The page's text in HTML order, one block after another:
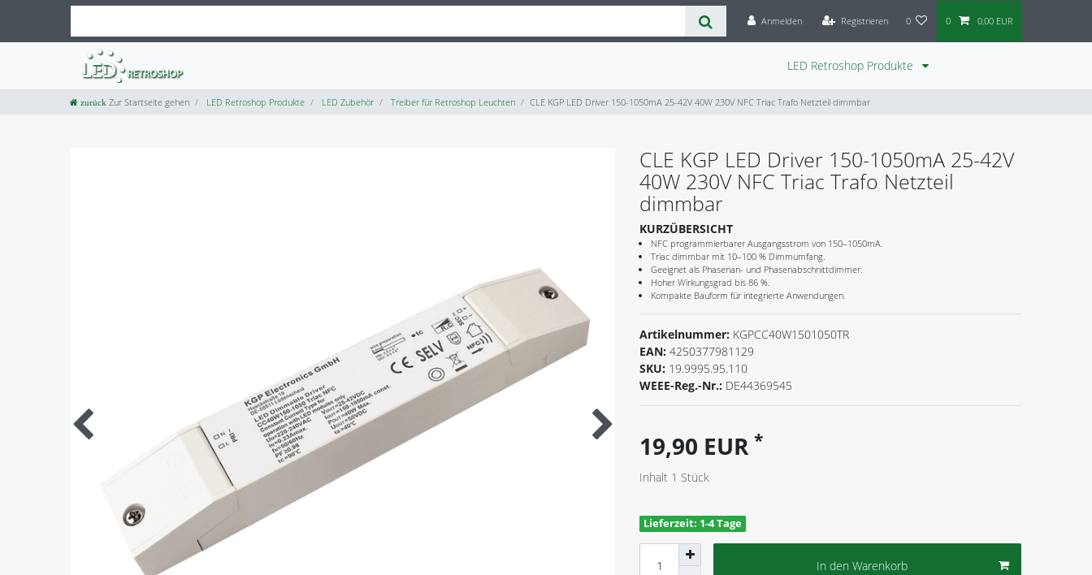
Anmelden Registrieren 0 0 0,00 EUR
LED Retroshop Produkte
Zur Startseite gehen LED Retroshop Produkte LED Zubehör Treiber für Retroshop Leuchten CLE KGP LED Driver 150-1050mA 25-42V 40W 230V NFC Triac Trafo Netzteil dimmbar
CLE KGP LED Driver 150-1050mA 25-42V
40W 230V NFC Triac Trafo Netzteil
dimmbar
KURZÜBERSICHT
NFC programmierbarer Ausgangsstrom von 150–1050mA.
Triac dimmbar mit 10–100 % Dimmumfang.
Geeignet als Phasenan- und Phasenabschnittdimmer.
Hoher Wirkungsgrad bis 86 %.
Kompakte Bauform für integrierte Anwendungen.
Artikelnummer: KGPCC40W1501050TR
EAN: 4250377981129
SKU: 19.9995.95.110
WEEE-Reg.-Nr.: DE44369545
19,90 EUR *
Inhalt 1 Stück
Lieferzeit: 1-4 Tage
In den Warenkorb